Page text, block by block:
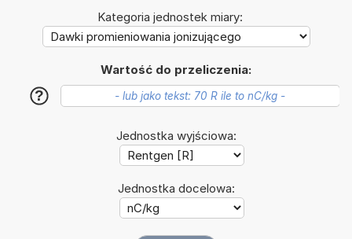
Kategoria jednostek miary:
Wartość do przeliczenia:
?
Jednostka wyjściowa:
Jednostka docelowa: